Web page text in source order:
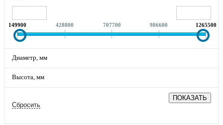
149900 428800 707700 986600 1265500
Диаметр, мм
Высота, мм